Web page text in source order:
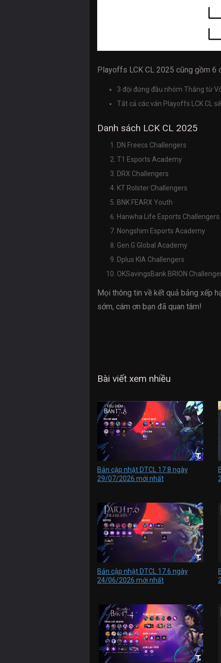
Playoffs LCK CL 2025 cũng gồm 6
3 đội đứng đầu nhóm Thắng từ
Tất cả các ván Playoffs LCK CL
Danh sách LCK CL 2025
DN Freecs Challengers
T1 Esports Academy
DRX Challengers
KT Rolster Challengers
BNK FEARX Youth
Hanwha Life Esports Challengers
Nongshim Esports Academy
Gen.G Global Academy
Dplus KIA Challengers
OKSavingsBank BRION
Mọi thông tin về kết quả bảng xếp
sớm, cám ơn bạn đã quan tâm!
Bài viết xem nhiều
Bản cập nhật DTCL 17.8 ngày
29/07/2026 mới nhất
Bản cập nhật DTCL 17.6 ngày
24/06/2026 mới nhất